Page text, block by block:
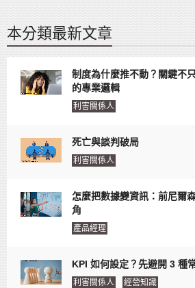
本分類最新文章
制度為什麼推不動？關鍵不
的專業邏輯
利害關係人
死亡與談判破局
利害關係人
怎麼把數據變資訊：前尼爾
角
產品經理
KPI 如何設定？先避開 3 種
利害關係人 經營知識